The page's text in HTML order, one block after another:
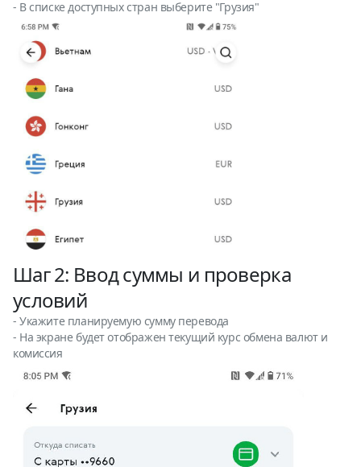
- В списке доступных стран выберите "Грузия"
Шаг 2: Ввод суммы и проверка
условий
- Укажите планируемую сумму перевода
- На экране будет отображен текущий курс обмена валют и
комиссия